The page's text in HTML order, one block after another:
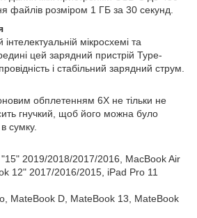
файлів розміром 1 ГБ за 30 секунд.
мікросхемі та
цей зарядний пристрій Type-
і стабільний зарядний струм.
обплетенням 6X не тільки не
гнучкий, щоб його можна було
сумку.
2019/2018/2017/2016, MacBook Air
12" 2017/2016/2015, iPad Pro 11
MateBook D, MateBook 13, MateBook